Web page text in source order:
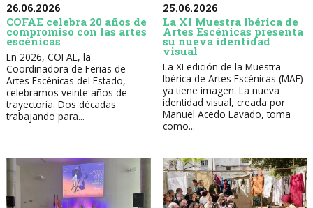
26.06.2026
COFAE celebra 20 años de
compromiso con las artes
escénicas
En 2026, COFAE, la
Coordinadora de Ferias de
Artes Escénicas del Estado,
celebramos veinte años de
trayectoria. Dos décadas
trabajando para...
25.06.2026
La XI Muestra Ibérica de
Artes Escénicas presenta
su nueva identidad
visual
La XI edición de la Muestra
Ibérica de Artes Escénicas (MAE)
ya tiene imagen. La nueva
identidad visual, creada por
Manuel Acedo Lavado, toma
como...